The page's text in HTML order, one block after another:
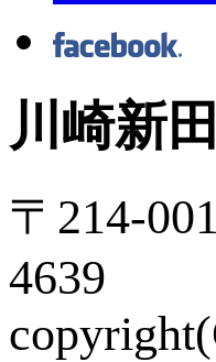
川崎新
〒214-
4639